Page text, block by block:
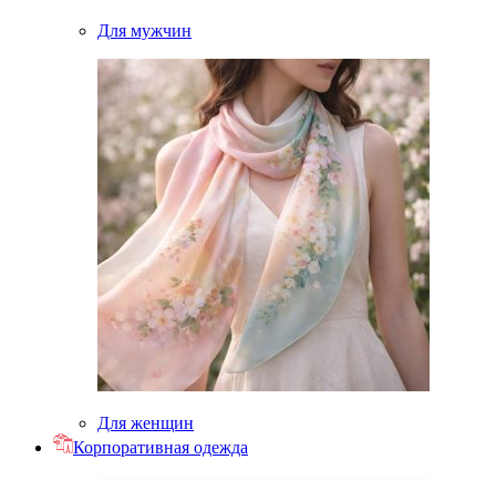
Для мужчин
Для женщин
Корпоративная одежда